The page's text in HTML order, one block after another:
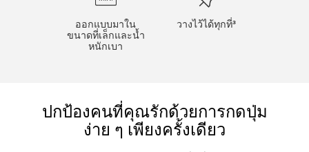
ออกแบบมาใน
ขนาดที่เล็กและน้ำ
หนักเบา
วางไว้ได้ทุกที่³
ปกป้องคนที่คุณรักด้วยการกดปุ่ม
ง่าย ๆ เพียงครั้งเดียว